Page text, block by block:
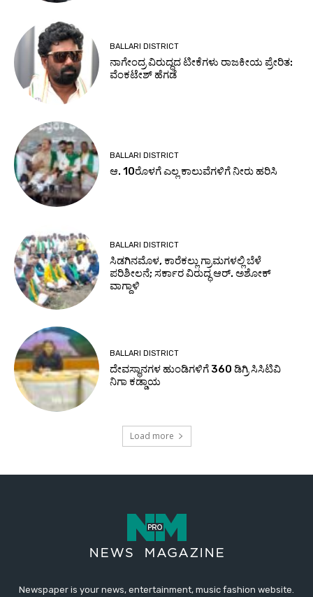
Newspaper is your news, entertainment, music fashion website.